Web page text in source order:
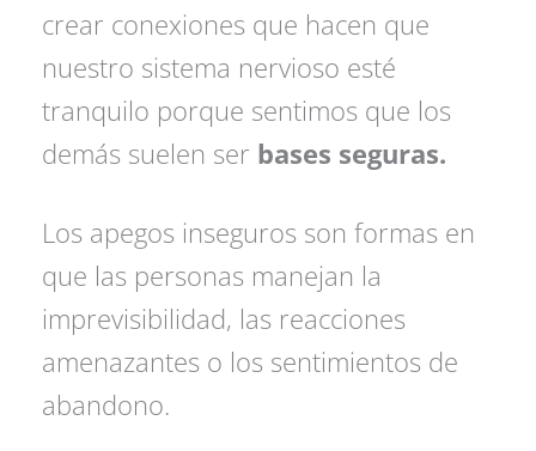
crear conexiones que hacen que
nuestro sistema nervioso esté
tranquilo porque sentimos que los
demás suelen ser bases seguras.
Los apegos inseguros son formas en
que las personas manejan la
imprevisibilidad, las reacciones
amenazantes o los sentimientos de
abandono.